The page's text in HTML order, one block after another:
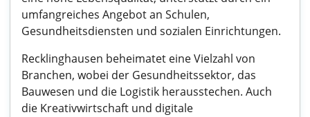
umfangreiches Angebot an Schulen,
Gesundheitsdiensten und sozialen Einrichtungen.
Recklinghausen beheimatet eine Vielzahl von
Branchen, wobei der Gesundheitssektor, das
Bauwesen und die Logistik herausstechen. Auch
die Kreativwirtschaft und digitale